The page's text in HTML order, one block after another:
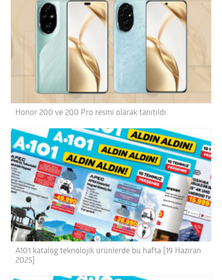
Honor 200 ve 200 Pro resmi olarak tanıtıldı
A101 katalog teknolojik ürünlerde bu hafta [19 Haziran
2025]